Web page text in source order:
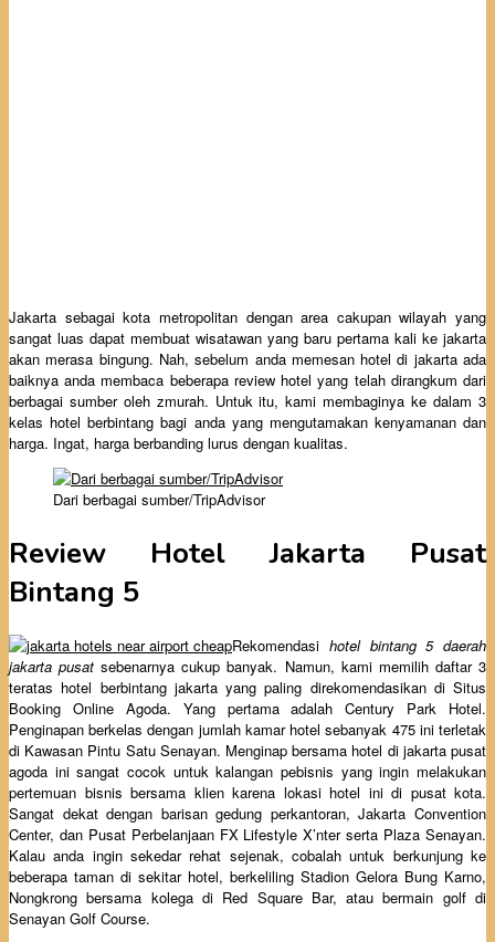
Jakarta sebagai kota metropolitan dengan area cakupan wilayah yang
sangat luas dapat membuat wisatawan yang baru pertama kali ke jakarta
akan merasa bingung. Nah, sebelum anda memesan hotel di jakarta ada
baiknya anda membaca beberapa review hotel yang telah dirangkum dari
berbagai sumber oleh zmurah. Untuk itu, kami membaginya ke dalam 3
kelas hotel berbintang bagi anda yang mengutamakan kenyamanan dan
harga. Ingat, harga berbanding lurus dengan kualitas.
Dari berbagai sumber/TripAdvisor
Review Hotel Jakarta Pusat
Bintang 5
Rekomendasi hotel bintang 5 daerah
jakarta pusat sebenarnya cukup banyak. Namun, kami memilih daftar 3
teratas hotel berbintang jakarta yang paling direkomendasikan di Situs
Booking Online Agoda. Yang pertama adalah Century Park Hotel.
Penginapan berkelas dengan jumlah kamar hotel sebanyak 475 ini terletak
di Kawasan Pintu Satu Senayan. Menginap bersama hotel di jakarta pusat
agoda ini sangat cocok untuk kalangan pebisnis yang ingin melakukan
pertemuan bisnis bersama klien karena lokasi hotel ini di pusat kota.
Sangat dekat dengan barisan gedung perkantoran, Jakarta Convention
Center, dan Pusat Perbelanjaan FX Lifestyle X’nter serta Plaza Senayan.
Kalau anda ingin sekedar rehat sejenak, cobalah untuk berkunjung ke
beberapa taman di sekitar hotel, berkeliling Stadion Gelora Bung Karno,
Nongkrong bersama kolega di Red Square Bar, atau bermain golf di
Senayan Golf Course.